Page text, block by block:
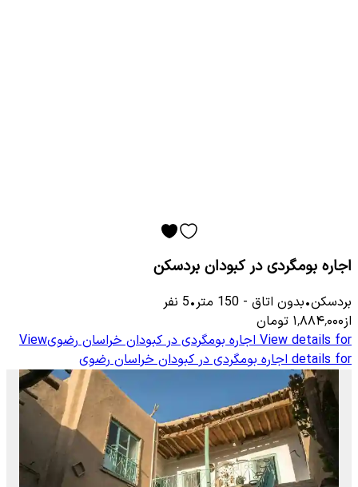
اجاره بومگردی در کبودان بردسکن
بردسکن•بدون اتاق -
150 متر•
5 نفر
از۱٬۸۸۴٬۰۰۰ تومان
View details for اجاره بومگردی در کبودان خراسان رضویView
details for اجاره بومگردی در کبودان خراسان رضوی